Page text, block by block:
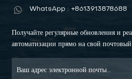
WhatsApp : +8613913878688
Получайте регулярные обновления и
автоматизации прямо на свой